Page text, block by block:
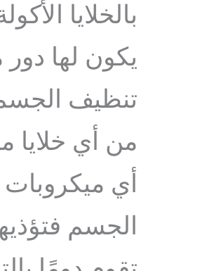
بالخلايا
يكون لها
تنظيف
من أي خلايا
أي
الجسم